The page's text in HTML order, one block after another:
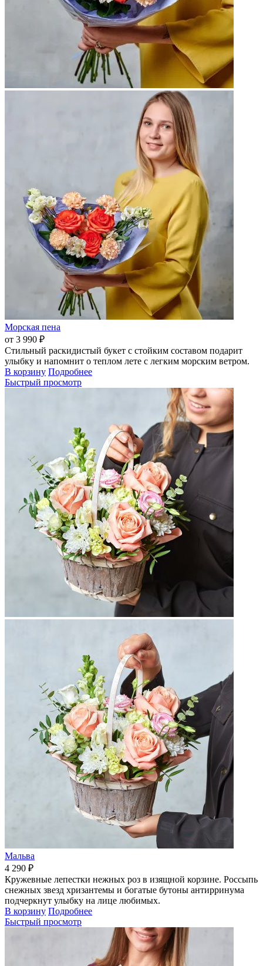
Морская пена
от 3 990 ₽
Стильный раскидистый букет с стойким составом подарит
улыбку и напомнит о теплом лете с легким морским ветром.
В корзину Подробнее
Быстрый просмотр
Мальва
4 290 ₽
Кружевные лепестки нежных роз в изящной корзине. Россыпь
снежных звезд хризантемы и богатые бутоны антирринума
подчеркнут улыбку на лице любимых.
В корзину Подробнее
Быстрый просмотр